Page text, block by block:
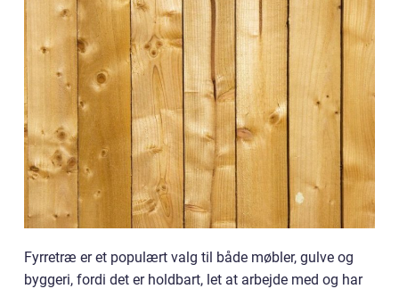
Fyrretræ er et populært valg til både møbler, gulve og
byggeri, fordi det er holdbart, let at arbejde med og har